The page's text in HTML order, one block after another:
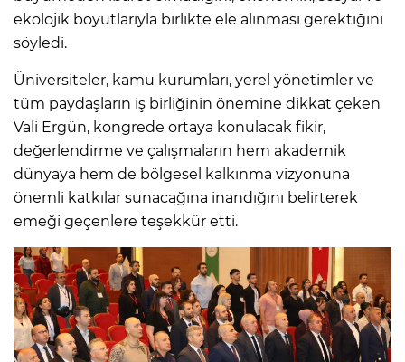
ekolojik boyutlarıyla birlikte ele alınması gerektiğini
söyledi.
Üniversiteler, kamu kurumları, yerel yönetimler ve
tüm paydaşların iş birliğinin önemine dikkat çeken
Vali Ergün, kongrede ortaya konulacak fikir,
değerlendirme ve çalışmaların hem akademik
dünyaya hem de bölgesel kalkınma vizyonuna
önemli katkılar sunacağına inandığını belirterek
emeği geçenlere teşekkür etti.